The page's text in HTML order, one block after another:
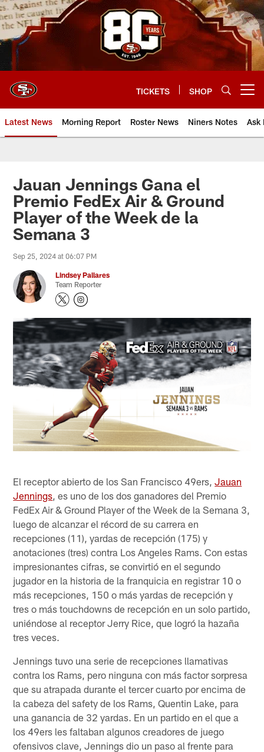
Skip
to
main
content
TICKETS SHOP
Latest News Morning Report Roster News Niners Notes Ask
Jauan Jennings Gana el
Premio FedEx Air & Ground
Player of the Week de la
Semana 3
Sep 25, 2024 at 06:07 PM
Lindsey Pallares
Team Reporter
El receptor abierto de los San Francisco 49ers,Jauan
Jennings , es uno de los dos ganadores del Premio
FedEx Air & Ground Player of the Week de la Semana 3,
luego de alcanzar el récord de su carrera en
recepciones (11), yardas de recepción (175) y
anotaciones (tres) contra Los Angeles Rams. Con estas
impresionantes cifras, se convirtió en el segundo
jugador en la historia de la franquicia en registrar 10 o
más recepciones, 150 o más yardas de recepción y
tres o más touchdowns de recepción en un solo partido,
uniéndose al receptor Jerry Rice, que logró la hazaña
tres veces.
Jennings tuvo una serie de recepciones llamativas
contra los Rams, pero ninguna con más factor sorpresa
que su atrapada durante el tercer cuarto por encima de
la cabeza del safety de los Rams, Quentin Lake, para
una ganancia de 32 yardas. En un partido en el que a
los 49ers les faltaban algunos creadores de juego
ofensivos clave, Jennings dio un paso al frente para